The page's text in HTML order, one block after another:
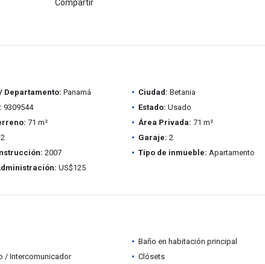
Compartir
Departamento: Panamá Ciudad: Betania
9309544 Estado: Usado
71 m² Área Privada: 71 m²
2 Garaje: 2
2007 Tipo de inmueble: Apartamento
US$125
Baño en habitación principal
/ Intercomunicador
Clósets